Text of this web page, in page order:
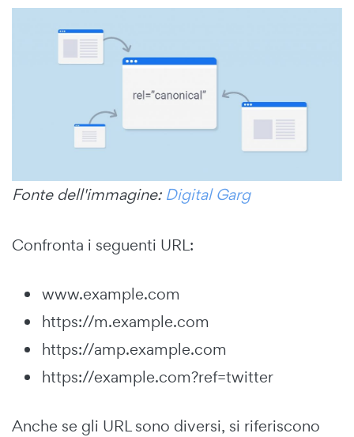
Fonte dell'immagine: Digital Garg
Confronta i seguenti URL:
www.example.com
https://m.example.com
https://amp.example.com
https://example.com?ref=twitter
Anche se gli URL sono diversi, si riferiscono